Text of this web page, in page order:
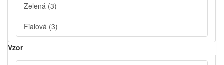
Zelená (3)
Fialová (3)
Vzor